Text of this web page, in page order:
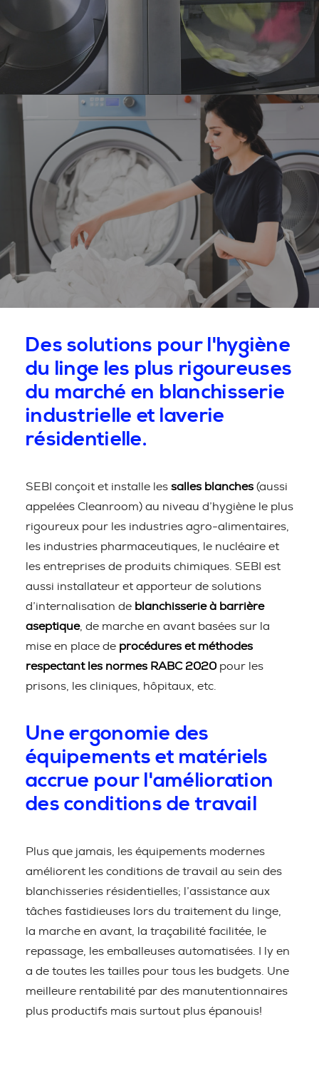
Des solutions pour l'hygiène
du linge les plus rigoureuses
du marché en blanchisserie
industrielle et laverie
résidentielle.
SEBI conçoit et installe les salles blanches (aussi
appelées Cleanroom) au niveau d’hygiène le plus
rigoureux pour les industries agro-alimentaires,
les industries pharmaceutiques, le nucléaire et
les entreprises de produits chimiques. SEBI est
aussi installateur et apporteur de solutions
d’internalisation de blanchisserie à barrière
aseptique, de marche en avant basées sur la
mise en place de procédures et méthodes
respectant les normes RABC 2020 pour les
prisons, les cliniques, hôpitaux, etc.
Une ergonomie des
équipements et matériels
accrue pour l'amélioration
des conditions de travail
Plus que jamais, les équipements modernes
améliorent les conditions de travail au sein des
blanchisseries résidentielles; l’assistance aux
tâches fastidieuses lors du traitement du linge,
la marche en avant, la traçabilité facilitée, le
repassage, les emballeuses automatisées. I ly en
a de toutes les tailles pour tous les budgets. Une
meilleure rentabilité par des manutentionnaires
plus productifs mais surtout plus épanouis!